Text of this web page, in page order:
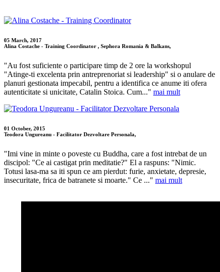
05 March, 2017
Alina Costache - Training Coordinator , Sephora Romania & Balkans,
"Au fost suficiente o participare timp de 2 ore la workshopul
"Atinge-ti excelenta prin antreprenoriat si leadership" si o anulare de
planuri gestionata impecabil, pentru a identifica ce anume iti ofera
autenticitate si unicitate, Catalin Stoica. Cum..." mai mult
01 October, 2015
Teodora Ungureanu - Facilitator Dezvoltare Personala,
"Imi vine in minte o poveste cu Buddha, care a fost intrebat de un
discipol: "Ce ai castigat prin meditatie?" El a raspuns: "Nimic.
Totusi lasa-ma sa iti spun ce am pierdut: furie, anxietate, depresie,
insecuritate, frica de batranete si moarte." Ce ..." mai mult